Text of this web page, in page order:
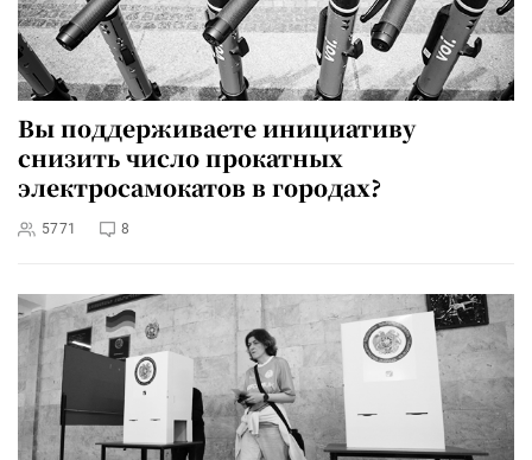
Вы поддерживаете инициативу
снизить число прокатных
электросамокатов в городах?
5771 8